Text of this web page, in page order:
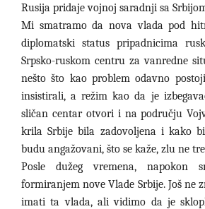
Rusija pridaje vojnoj saradnji sa
Mi smatramo da nova vlada pod
diplomatski status pripadnicima
Srpsko-ruskom centru za vanredne
nešto što kao problem odavno
insistirali, a režim kao da je
sličan centar otvori i na području
krila Srbije bila zadovoljena i kako
budu angažovani, što se kaže, zlu ne
Posle dužeg vremena, napokon
formiranjem nove Vlade Srbije. Još ne
imati ta vlada, ali vidimo da je